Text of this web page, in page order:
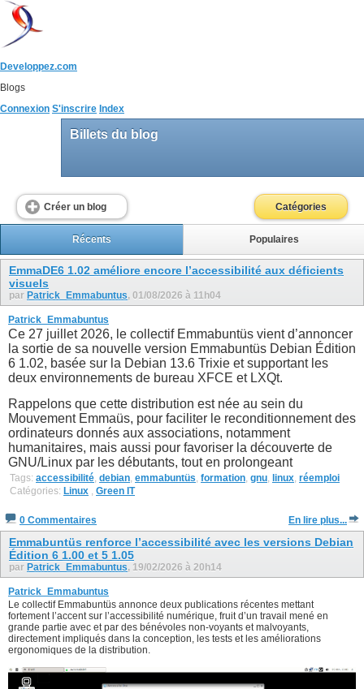
Developpez.com
Blogs
Connexion S'inscrire Index
Billets du blog
Créer un blog Catégories
Récents Populaires
EmmaDE6 1.02 améliore encore l’accessibilité aux déficients
visuels
par Patrick_Emmabuntus, 01/08/2026 à 11h04
Patrick_Emmabuntus
Ce 27 juillet 2026, le collectif Emmabuntüs vient d’annoncer
la sortie de sa nouvelle version Emmabuntüs Debian Édition
6 1.02, basée sur la Debian 13.6 Trixie et supportant les
deux environnements de bureau XFCE et LXQt.
Rappelons que cette distribution est née au sein du
Mouvement Emmaüs, pour faciliter le reconditionnement des
ordinateurs donnés aux associations, notamment
humanitaires, mais aussi pour favoriser la découverte de
GNU/Linux par les débutants, tout en prolongeant
Tags: accessibilité debian emmabuntüs formation gnu linux réemploi
Catégories: Linux Green IT
0 Commentaires En lire plus...
Emmabuntüs renforce l’accessibilité avec les versions Debian
Édition 6 1.00 et 5 1.05
par Patrick_Emmabuntus, 19/02/2026 à 20h14
Patrick_Emmabuntus
Le collectif Emmabuntüs annonce deux publications récentes mettant
fortement l’accent sur l’accessibilité numérique, fruit d’un travail mené en
grande partie avec et par des bénévoles non-voyants et malvoyants,
directement impliqués dans la conception, les tests et les améliorations
ergonomiques de la distribution.